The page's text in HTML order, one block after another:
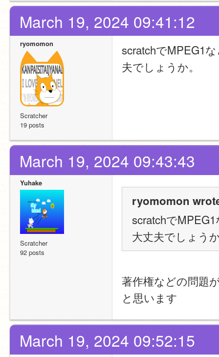
March 19, 2024 09:41:12
ryomomon
Scratcher
19 posts
scratchでMPEG1
夫でしょうか。
March 19, 2024 09:43:43
Yuhake
Scratcher
92 posts
ryomomon
scratchで
大丈夫でしょう
著作権などの問題
と思います
March 19, 2024 09:52:15